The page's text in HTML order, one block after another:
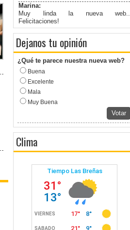
Marina:
Muy linda la nueva web..
Felicitaciones!
Dejanos tu opinión
¿Qué te parece nuestra nueva web?
Buena
Excelente
Mala
Muy Buena
Votar
Clima